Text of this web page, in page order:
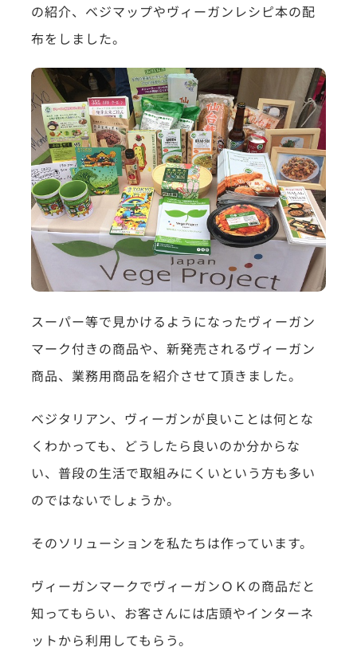
の紹介、ベジマップやヴィーガンレシピ本の配
布をしました。
スーパー等で見かけるようになったヴィーガン
マーク付きの商品や、新発売されるヴィーガン
商品、業務用商品を紹介させて頂きました。
ベジタリアン、ヴィーガンが良いことは何とな
くわかっても、どうしたら良いのか分からな
い、普段の生活で取組みにくいという方も多い
のではないでしょうか。
そのソリューションを私たちは作っています。
ヴィーガンマークでヴィーガンＯＫの商品だと
知ってもらい、お客さんには店頭やインターネ
ットから利用してもらう。